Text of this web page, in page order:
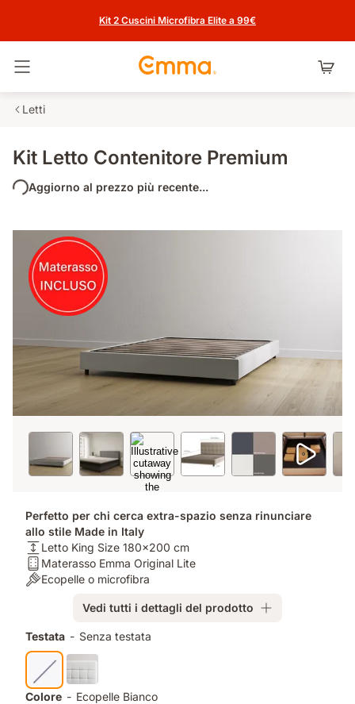
Kit 2 Cuscini Microfibra Elite a 99€
Letti
Kit Letto Contenitore Premium
Aggiorno al prezzo più recente...
Perfetto per chi cerca extra-spazio senza rinunciare
allo stile Made in Italy
Altezza:
Letto
King
Letto King Size 180x200 cm
Materasso:
Materasso
Materasso Emma Original Lite
Stile:Ecopelle o microfibra
Vedi tutti i dettagli del prodotto
Prodotti
aggiuntivi
Testata - Senza testata
Colore - Ecopelle Bianco